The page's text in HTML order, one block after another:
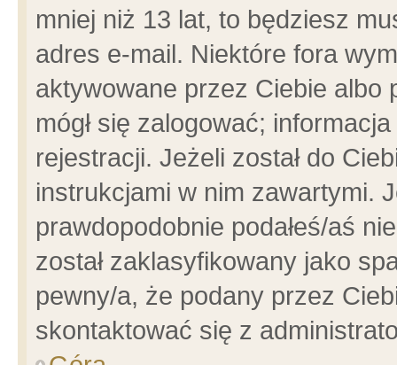
mniej niż 13 lat, to będziesz
adres e-mail. Niektóre fora
aktywowane przez Ciebie albo
mógł się zalogować;
rejestracji. Jeżeli został do
instrukcjami w nim zawartymi.
prawdopodobnie podałeś/aś
został zaklasyfikowany jako
pewny/a, że podany przez
skontaktować się z